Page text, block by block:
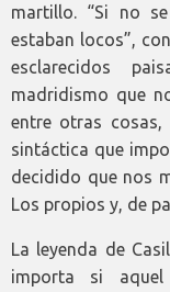
martillo. “Si no
estaban locos”,
esclarecidos
madridismo que
entre otras cosas,
sintáctica que
decidido que nos
Los propios y, de
La leyenda de
importa si